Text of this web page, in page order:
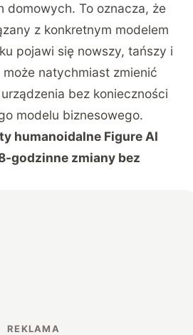
domowych. To oznacza, że
z konkretnym modelem
pojawi się nowszy, tańszy i
natychmiast zmienić
bez konieczności
modelu biznesowego.
humanoidalne Figure AI
godzinne zmiany bez